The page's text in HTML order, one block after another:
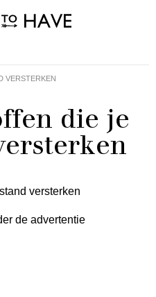
VERSTERKEN
die je
de advertentie